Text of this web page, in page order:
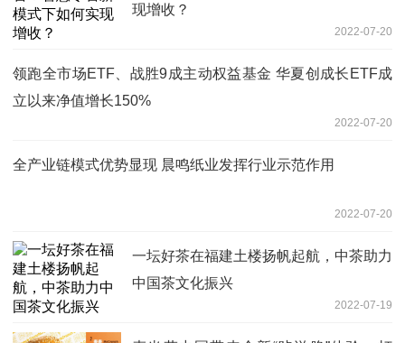
现增收？
2022-07-20
领跑全市场ETF、战胜9成主动权益基金 华夏创成长ETF成
立以来净值增长150%
2022-07-20
全产业链模式优势显现 晨鸣纸业发挥行业示范作用
2022-07-20
一坛好茶在福建土楼扬帆起航，中茶助力
中国茶文化振兴
2022-07-19